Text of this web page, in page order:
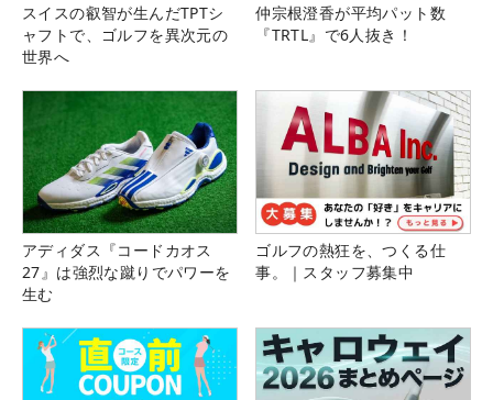
スイスの叡智が生んだTPTシ
ャフトで、ゴルフを異次元の
世界へ
仲宗根澄香が平均パット数
『TRTL』で6人抜き！
アディダス『コードカオス
27』は強烈な蹴りでパワーを
生む
ゴルフの熱狂を、つくる仕
事。｜スタッフ募集中